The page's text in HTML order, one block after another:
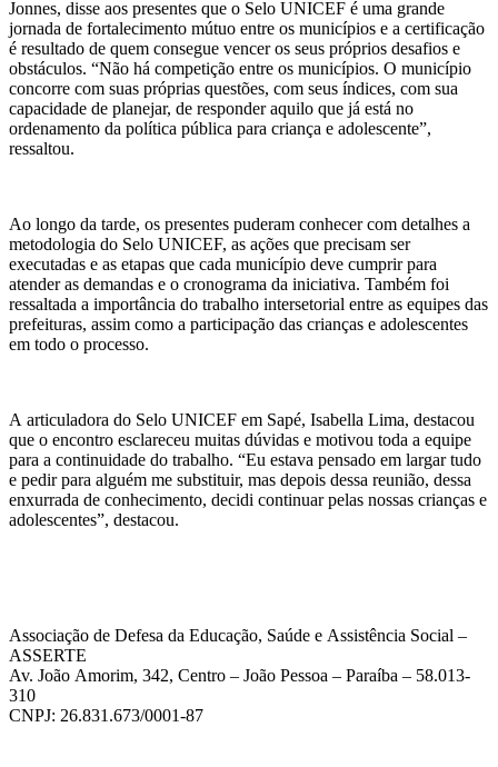
Jonnes, disse aos presentes que o Selo UNICEF é uma grande
jornada de fortalecimento mútuo entre os municípios e a certificação
é resultado de quem consegue vencer os seus próprios desafios e
obstáculos. “Não há competição entre os municípios. O município
concorre com suas próprias questões, com seus índices, com sua
capacidade de planejar, de responder aquilo que já está no
ordenamento da política pública para criança e adolescente”,
ressaltou.
Ao longo da tarde, os presentes puderam conhecer com detalhes a
metodologia do Selo UNICEF, as ações que precisam ser
executadas e as etapas que cada município deve cumprir para
atender as demandas e o cronograma da iniciativa. Também foi
ressaltada a importância do trabalho intersetorial entre as equipes das
prefeituras, assim como a participação das crianças e adolescentes
em todo o processo.
A articuladora do Selo UNICEF em Sapé, Isabella Lima, destacou
que o encontro esclareceu muitas dúvidas e motivou toda a equipe
para a continuidade do trabalho. “Eu estava pensado em largar tudo
e pedir para alguém me substituir, mas depois dessa reunião, dessa
enxurrada de conhecimento, decidi continuar pelas nossas crianças e
adolescentes”, destacou.
Associação de Defesa da Educação, Saúde e Assistência Social –
ASSERTE
Av. João Amorim, 342, Centro – João Pessoa – Paraíba – 58.013-
310
CNPJ: 26.831.673/0001-87